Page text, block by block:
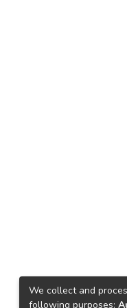
We collect and
following purposes: